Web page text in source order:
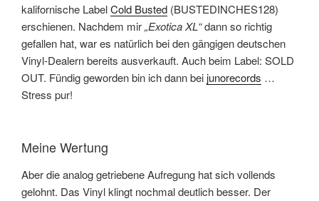
kalifornische LabelCold Busted (BUSTEDINCHES128)
erschienen. Nachdem mir„Exotica XL“dann so richtig
gefallen hat, war es natürlich bei den gängigen deutschen
Vinyl-Dealern bereits ausverkauft. Auch beim Label: SOLD
OUT. Fündig geworden bin ich dann beijunorecords …
Stress pur!
Meine Wertung
Aber die analog getriebene Aufregung hat sich vollends
gelohnt. Das Vinyl klingt nochmal deutlich besser. Der